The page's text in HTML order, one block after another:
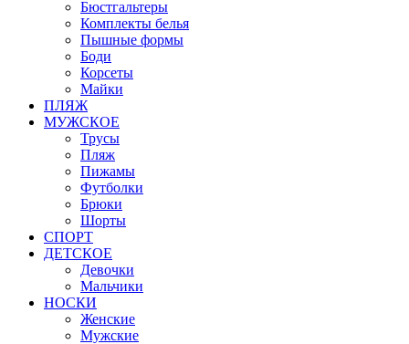
Бюстгальтеры
Комплекты белья
Пышные формы
Боди
Корсеты
Майки
ПЛЯЖ
МУЖСКОЕ
Трусы
Пляж
Пижамы
Футболки
Брюки
Шорты
СПОРТ
ДЕТСКОЕ
Девочки
Мальчики
НОСКИ
Женские
Мужские